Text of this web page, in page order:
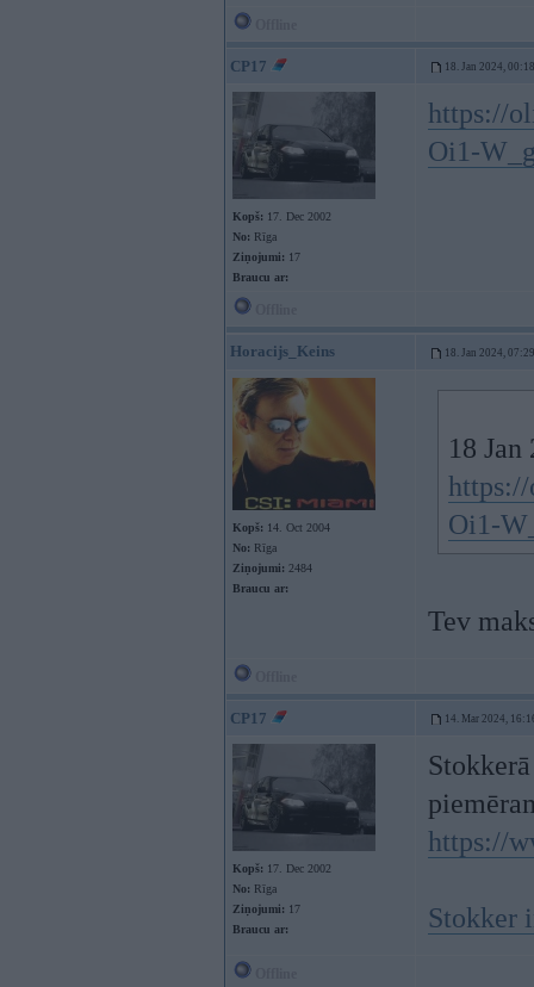
CP17 18. Jan 2024, 00:18
Kopš: 17. Dec 2002
No: Rīga
Ziņojumi: 17
Braucu ar:
https://
Oi1-
Horacijs_Keins 18. Jan 2024, 07:29
Kopš: 14. Oct 2004
No: Rīga
Ziņojumi: 2484
Braucu ar:
18
Oi1-
Tev
CP17 14. Mar 2024,
Kopš: 17. Dec 2002
No: Rīga
Ziņojumi: 17
Braucu ar:
https://
Stokker